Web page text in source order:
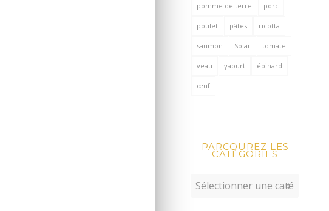
pomme de terre porc
poulet pâtes ricotta
saumon Solar tomate
veau yaourt épinard
œuf
PARCOUREZ LES
CATÉGORIES